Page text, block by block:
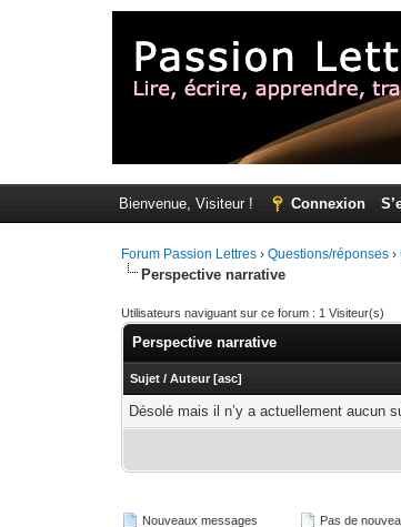
Bienvenue, Visiteur ! Connexion
Forum Passion Lettres ›Questions/réponses ›
Perspective narrative
Utilisateurs naviguant sur ce forum : 1 Visiteur(s)
Perspective narrative
Sujet /Auteur [asc]
Désolé mais il n’y a actuellement aucun
Nouveaux messages
Pas de